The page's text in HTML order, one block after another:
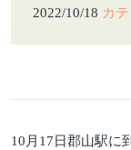
2022/10/18 カ
10月17日郡山駅に